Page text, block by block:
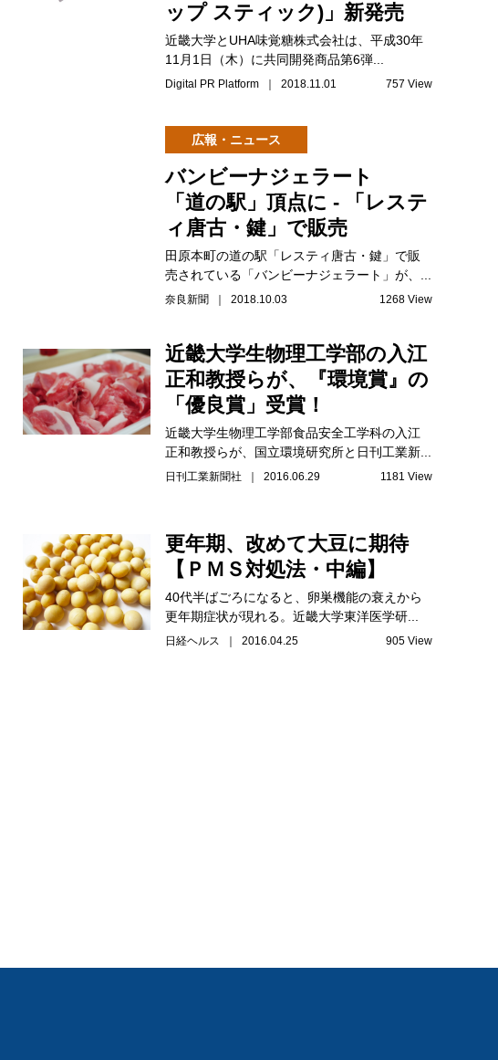
ップ スティック)」新発売
近畿大学とUHA味覚糖株式会社は、平成30年
11月1日（木）に共同開発商品第6弾...
Digital PR Platform ｜ 2018.11.01 757 View
広報・ニュース
バンビーナジェラート
「道の駅」頂点に - 「レステ
ィ唐古・鍵」で販売
田原本町の道の駅「レスティ唐古・鍵」で販
売されている「バンビーナジェラート」が、...
奈良新聞 ｜ 2018.10.03 1268 View
近畿大学生物理工学部の入江
正和教授らが、『環境賞』の
「優良賞」受賞！
近畿大学生物理工学部食品安全工学科の入江
正和教授らが、国立環境研究所と日刊工業新...
日刊工業新聞社 ｜ 2016.06.29 1181 View
更年期、改めて大豆に期待
【ＰＭＳ対処法・中編】
40代半ばごろになると、卵巣機能の衰えから
更年期症状が現れる。近畿大学東洋医学研...
日経ヘルス ｜ 2016.04.25 905 View